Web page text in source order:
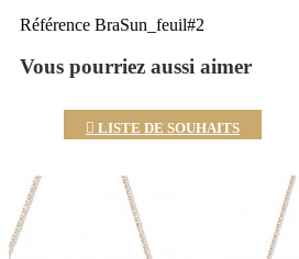
Référence BraSun_feuil#2
Vous pourriez aussi aimer
 LISTE DE SOUHAITS